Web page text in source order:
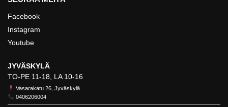
Facebook
Instagram
Youtube
JYVÄSKYLÄ
TO-PE 11-18, LA 10-16
Vasarakatu 26, Jyväskylä
0406206004